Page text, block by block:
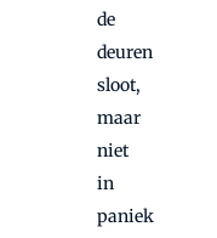
de
deuren
sloot,
maar
niet
in
paniek